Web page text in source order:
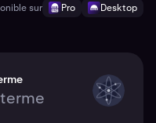
sur Pro Desktop
ATOM